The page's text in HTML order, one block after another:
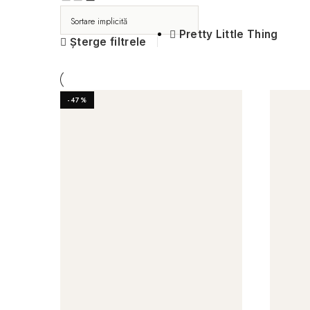
Șterge filtrele
Pretty Little Thing
-47%